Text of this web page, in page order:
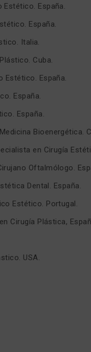
Estético. España.
España.
Italia.
Cuba.
Estético. España.
España.
España.
Bioenergética.
en Cirugía
Oftalmólogo.
Dental. España.
Estético. Portugal.
Cirugía Plástica,
USA.